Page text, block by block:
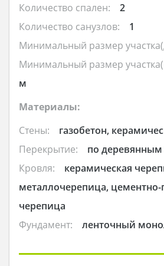
Количество спален:
2
Количество санузлов:
1
Минимальный размер
Минимальный размер
м
Материалы:
Стены:
газобетон,
Перекрытие:
по
Кровля:
керамическая
металлочерепица, цементно-
черепица
Фундамент:
ленточный